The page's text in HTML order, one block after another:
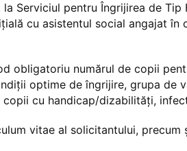
Serviciul pentru Îngrijirea de Tip
cu asistentul social angajat în
obligatoriu numărul de copii
optime de îngrijire, grupa de
cu handicap/dizabilităţi,
vitae al solicitantului,